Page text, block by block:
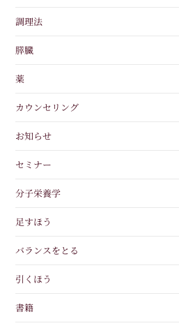
調理法
膵臓
薬
カウンセリング
お知らせ
セミナー
分子栄養学
足すほう
バランスをとる
引くほう
書籍